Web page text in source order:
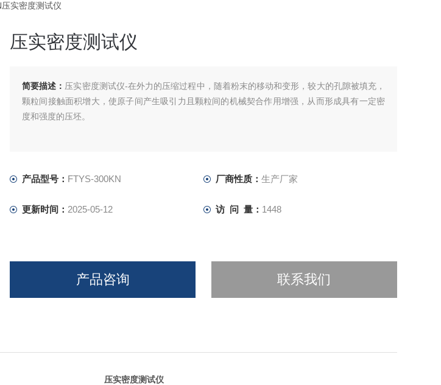
实密度测试仪
压实密度测试仪
简要描述： 压实密度测试仪-在外力的压缩过程中，随着粉末的移动和变形，较大的孔隙被填充，
颗粒间接触面积增大，使原子间产生吸引力且颗粒间的机械契合作用增强，从而形成具有一定密
度和强度的压坯。
产品型号： FTYS-300KN 厂商性质： 生产厂家
更新时间： 2025-05-12 访 问 量： 1448
产品咨询 联系我们
压实密度测试仪